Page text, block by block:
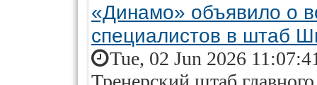
«Динамо» объявило о
специалистов в штаб
Tue, 02 Jun 2026